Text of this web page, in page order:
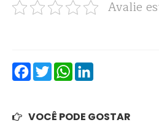
Avalie
FacebookTwitterWhatsApp
VOCÊ PODE GOSTAR